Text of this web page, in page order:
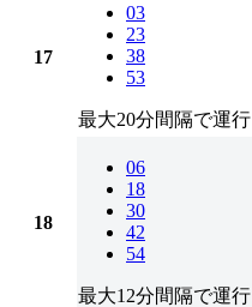
17
03
23
38
53
最大20分間隔で運行
18
06
18
30
42
54
最大12分間隔で運行